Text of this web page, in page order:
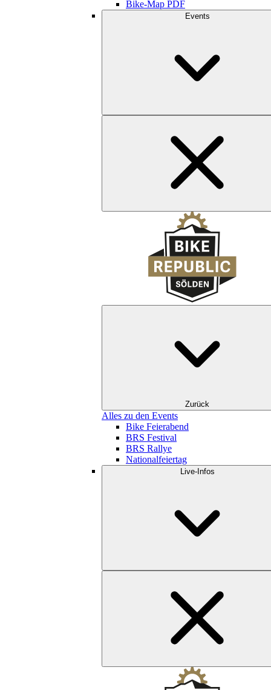
Bike-Map PDF
Events
Zurück
Alles zu den Events
Bike Feierabend
BRS Festival
BRS Rallye
Nationalfeiertag
Live-Infos